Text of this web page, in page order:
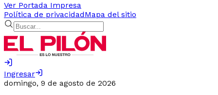
Ver Portada Impresa
Política de privacidadMapa del sitio
Ingresar
domingo, 9 de agosto de 2026